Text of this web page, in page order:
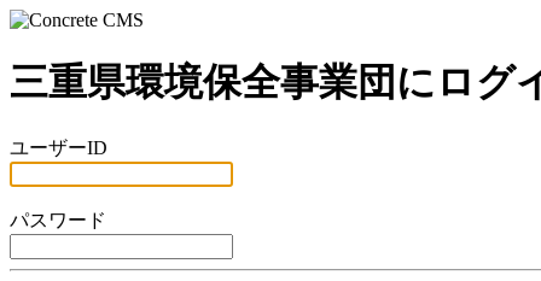
三重県環境保全事業団にログ
ユーザーID
パスワード